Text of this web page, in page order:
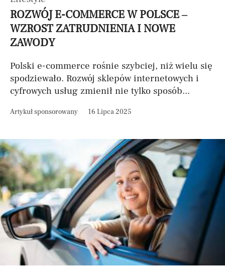
ROZWÓJ E-COMMERCE W POLSCE –
WZROST ZATRUDNIENIA I NOWE
ZAWODY
Polski e-commerce rośnie szybciej, niż wielu się
spodziewało. Rozwój sklepów internetowych i
cyfrowych usług zmienił nie tylko sposób...
Artykuł sponsorowany 16 Lipca 2025